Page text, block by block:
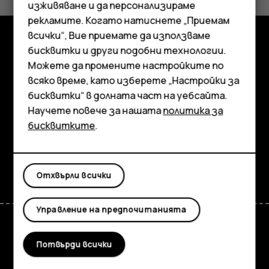
Смартфони
Мобилни телефони
Аксесоари
Таблети
Да Не
Изследвайте
Информация
Planet and people
Поддръжка
FacebookInstagram
TiktokYoutubeLinkedinDiscord
Bulgaria
изживяване и да персонализираме
рекламите. Когато натиснете „Приемам
всички“, Вие приемате да използваме
бисквитки и други подобни технологии.
Можете да промените настройките по
всяко време, като изберете „Настройки за
бисквитки“ в долната част на уебсайта.
Научете повече за нашатаполитика за
бисквитките.
Отхвърли всички
Управление на предпочитанията
Потвърди всички